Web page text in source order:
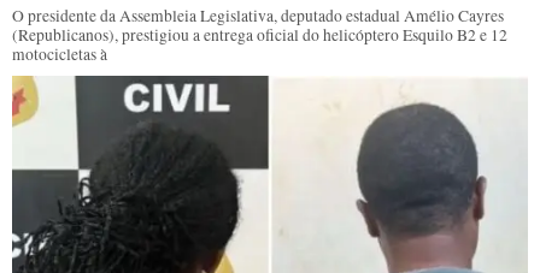
O presidente da Assembleia Legislativa, deputado estadual Amélio Cayres
(Republicanos), prestigiou a entrega oficial do helicóptero Esquilo B2 e 12
motocicletas à